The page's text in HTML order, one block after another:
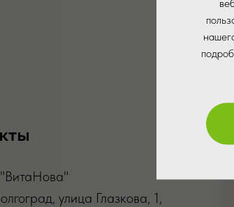
улица Глазкова, 1,